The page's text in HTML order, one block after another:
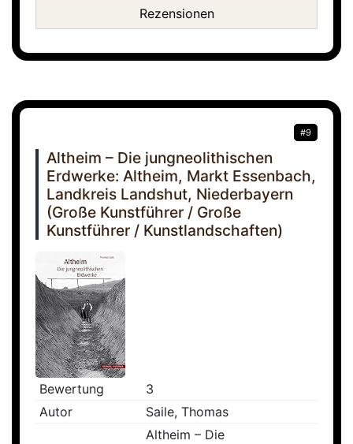
Rezensionen
#9
Altheim – Die jungneolithischen
Erdwerke: Altheim, Markt Essenbach,
Landkreis Landshut, Niederbayern
(Große Kunstführer / Große
Kunstführer / Kunstlandschaften)
Bewertung
3
Autor
Saile, Thomas
Altheim – Die